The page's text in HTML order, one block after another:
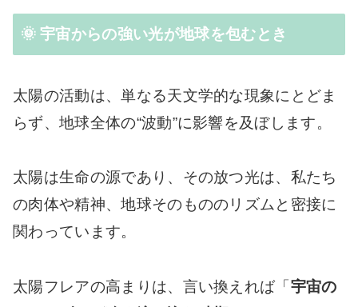
🌞 宇宙からの強い光が地球を包むとき
太陽の活動は、単なる天文学的な現象にとどま
らず、地球全体の“波動”に影響を及ぼします。
太陽は生命の源であり、その放つ光は、私たち
の肉体や精神、地球そのもののリズムと密接に
関わっています。
太陽フレアの高まりは、言い換えれば「宇宙の